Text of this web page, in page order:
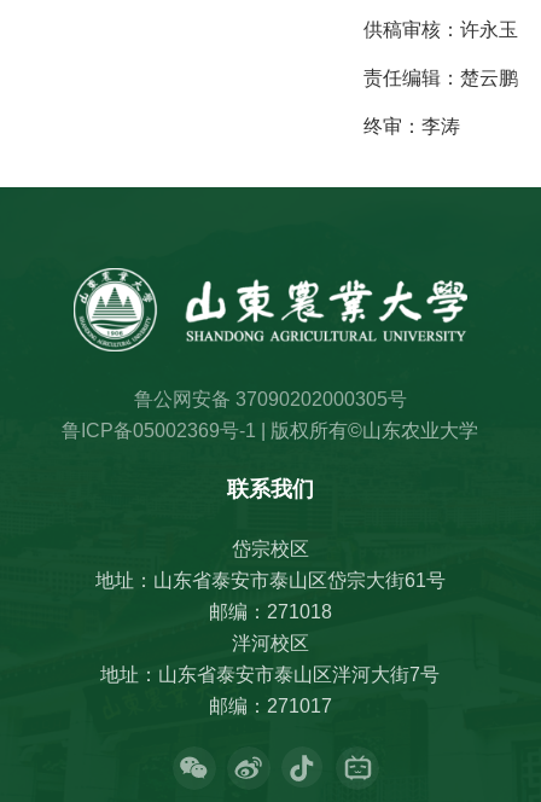
供稿审核：许永玉
责任编辑：楚云鹏
终审：李涛
鲁公网安备 37090202000305号
鲁ICP备05002369号-1 | 版权所有©山东农业大学
联系我们
岱宗校区
地址：山东省泰安市泰山区岱宗大街61号
邮编：271018
泮河校区
地址：山东省泰安市泰山区泮河大街7号
邮编：271017